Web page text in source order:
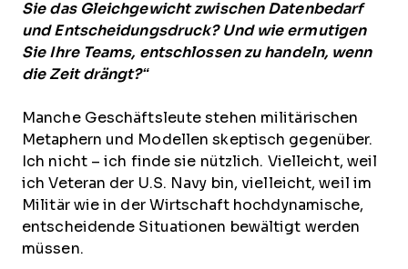
Sie das Gleichgewicht zwischen Datenbedarf
und Entscheidungsdruck? Und wie ermutigen
Sie Ihre Teams, entschlossen zu handeln, wenn
die Zeit drängt?“
Manche Geschäftsleute stehen militärischen
Metaphern und Modellen skeptisch gegenüber.
Ich nicht – ich finde sie nützlich. Vielleicht, weil
ich Veteran der U.S. Navy bin, vielleicht, weil im
Militär wie in der Wirtschaft hochdynamische,
entscheidende Situationen bewältigt werden
müssen.